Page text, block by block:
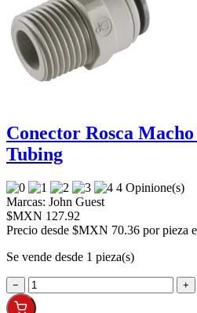
Conector Rosca
Tubing
4 Opinione(s)
Marcas: John Guest
$MXN 127.92
Precio desde $MXN 70.36 por pieza
Se vende desde 1 pieza(s)
− +